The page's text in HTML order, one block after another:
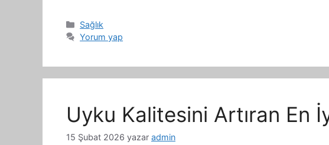
Kategoriler
Sağlık
Yorum yap
Uyku Kalitesini Artıran En
15 Şubat 2026 yazar admin